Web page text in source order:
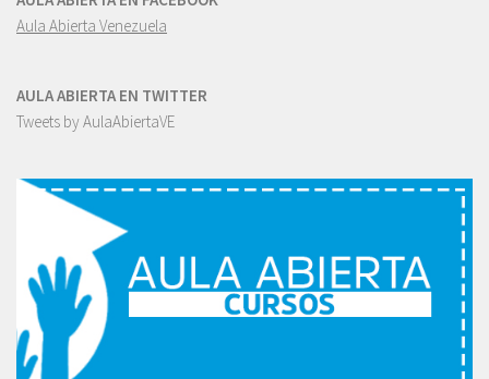
Aula Abierta Venezuela
AULA ABIERTA EN TWITTER
Tweets by AulaAbiertaVE